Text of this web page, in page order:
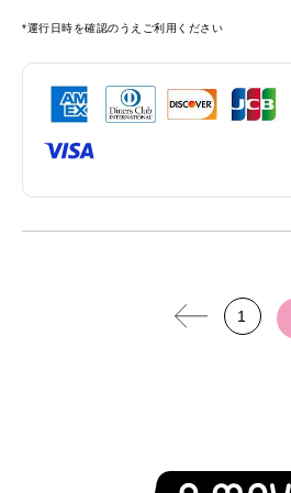
*運行日時を確認のうえご利用ください
1